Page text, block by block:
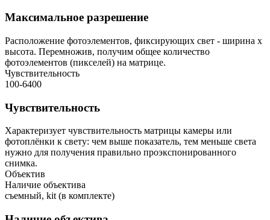
Максимальное разрешение
Расположение фотоэлементов, фиксирующих свет - ширина х
высота. Перемножив, получим общее количество
фотоэлементов (пикселей) на матрице.
Чувствительность
100-6400
Чувствительность
Характеризует чувствительность матрицы камеры или
фотоплёнки к свету: чем выше показатель, тем меньше света
нужно для получения правильно проэкспонированного
снимка.
Объектив
Наличие объектива
съемный, kit (в комплекте)